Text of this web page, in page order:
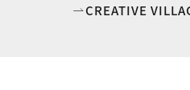
CREATIVE